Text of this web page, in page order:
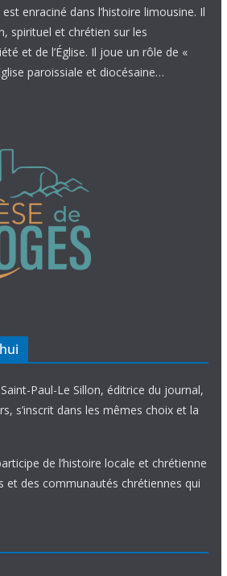
enraciné dans l’histoire limousine. Il
spirituel et chrétien sur les
et de l’Église. Il joue un rôle de «
paroissiale et diocésaine…
Paul-Le Sillon, éditrice du journal,
s’inscrit dans les mêmes choix et la
de l’histoire locale et chrétienne
et des communautés chrétiennes qui